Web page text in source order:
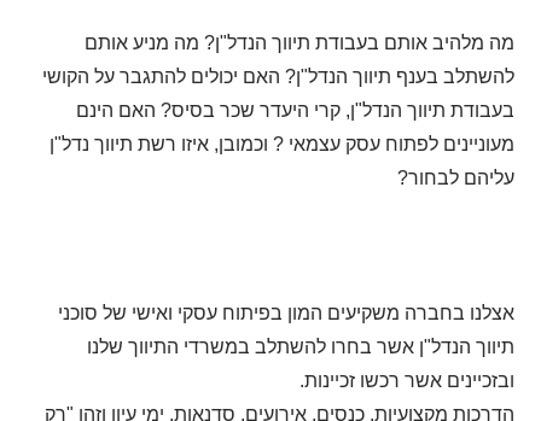
מה מלהיב אותם בעבודת תיווך הנדל"ן? מה מניע אותם
להשתלב בענף תיווך הנדל"ן? האם יכולים להתגבר על הקושי
בעבודת תיווך הנדל"ן, קרי היעדר שכר בסיס? האם הינם
מעוניינים לפתוח עסק עצמאי ? וכמובן, איזו רשת תיווך נדל"ן
עליהם לבחור?
אצלנו בחברה משקיעים המון בפיתוח עסקי ואישי של סוכני
תיווך הנדל"ן אשר בחרו להשתלב במשרדי התיווך שלנו
ובזכיינים אשר רכשו זכיינות.
הדרכות מקצועיות, כנסים, אירועים, סדנאות, ימי עיון וזהו "רק